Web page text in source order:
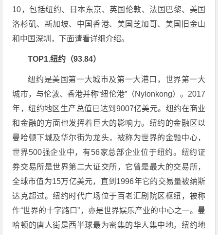
10，包括纽约、日本东京、英国伦敦、法国巴黎、美国
洛杉矶、新加坡、中国香港、美国芝加哥、美国旧金山
和中国深圳，下面请看详细介绍。
TOP1.纽约（93.84）
纽约是美国第一大城市及第一大港口，世界第一大
城市，与伦敦、香港并称“纽伦港”（Nylonkong）。2017
年，纽约地区生产总值已达到9007亿美元。纽约在商业
和金融的方面也发挥着巨大的影响力。纽约的金融区以
曼哈顿下城及华尔街为龙头，被称为世界的金融中心，
世界500强企业中，有56家总部企业位于纽约。纽约证
券交易所是世界第二大证交所，它曾是最大的交易所，
全球市值为15万亿美元，直到1996年它的交易量被纳斯
达克超过。纽约时代广场位于百老汇剧院区枢纽，被称
作“世界的十字路口”，亦是世界娱乐产业的中心之一。曼
哈顿的唐人街是西半球最为密集的华人集中地。纽约地